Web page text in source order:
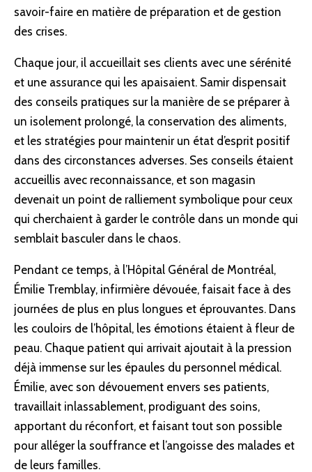
savoir-faire en matière de préparation et de gestion
des crises.
Chaque jour, il accueillait ses clients avec une sérénité
et une assurance qui les apaisaient. Samir dispensait
des conseils pratiques sur la manière de se préparer à
un isolement prolongé, la conservation des aliments,
et les stratégies pour maintenir un état d’esprit positif
dans des circonstances adverses. Ses conseils étaient
accueillis avec reconnaissance, et son magasin
devenait un point de ralliement symbolique pour ceux
qui cherchaient à garder le contrôle dans un monde qui
semblait basculer dans le chaos.
Pendant ce temps, à l’Hôpital Général de Montréal,
Émilie Tremblay, infirmière dévouée, faisait face à des
journées de plus en plus longues et éprouvantes. Dans
les couloirs de l’hôpital, les émotions étaient à fleur de
peau. Chaque patient qui arrivait ajoutait à la pression
déjà immense sur les épaules du personnel médical.
Émilie, avec son dévouement envers ses patients,
travaillait inlassablement, prodiguant des soins,
apportant du réconfort, et faisant tout son possible
pour alléger la souffrance et l’angoisse des malades et
de leurs familles.